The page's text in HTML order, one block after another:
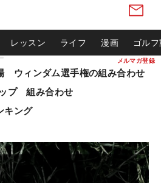
メルマガ登録
レッスン ライフ 漫画 ゴル
ウィンダム選手権の組み合わせ
プ 組み合わせ
キング